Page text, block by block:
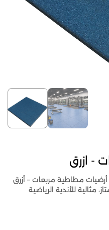
- ازرق
مطاطية مربعات – أزرق
للأندية الرياضية